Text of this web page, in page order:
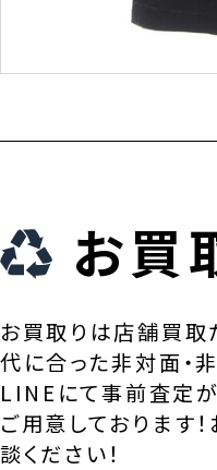
お買
お買取りは店舗買取
代に合った非対面・
LINEにて事前査定が
ご用意しております
談ください！